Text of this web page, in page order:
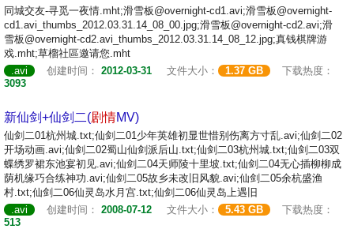
同城交友-寻觅一夜情.mht;滑雪板@overnight-cd1.avi;滑雪板@overnight-
cd1.avi_thumbs_2012.03.31.14_08_00.jpg;滑雪板@overnight-cd2.avi;滑
雪板@overnight-cd2.avi_thumbs_2012.03.31.14_08_12.jpg;真钱棋牌游
戏.mht;草榴社區邀请您.mht
.avi
创建时间： 2012-03-31 文件大小： 1.37 GB
下载热度：
3093
新仙剑+仙剑二(剧情MV)
仙剑二01杭州城.txt;仙剑二01少年英雄初显世惜别伤离方寸乱.avi;仙剑二02
开场动画.avi;仙剑二02蜀山仙剑派后山.txt;仙剑二03杭州城.txt;仙剑二03双
蝶绣罗裙东池宴初见.avi;仙剑二04天师陵十里坡.txt;仙剑二04无心插柳柳成
荫机缘巧合练神功.avi;仙剑二05故乡未改旧风貌.avi;仙剑二05余杭盛渔
村.txt;仙剑二06仙灵岛水月宫.txt;仙剑二06仙灵岛上遇旧
.avi
创建时间： 2008-07-12 文件大小： 5.43 GB
下载热度：
513